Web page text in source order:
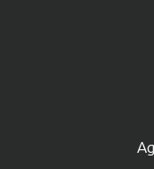
Date de disponibilité